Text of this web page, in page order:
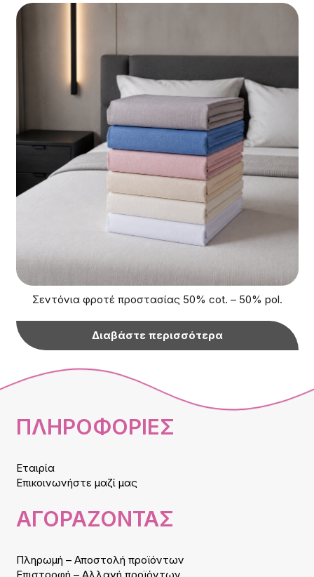
Σεντόνια φροτέ προστασίας 50% cot. – 50% pol.
Διαβάστε περισσότερα
ΠΛΗΡΟΦΟΡΙΕΣ
Εταιρία
Επικοινωνήστε μαζί μας
ΑΓΟΡΑΖΟΝΤΑΣ
Πληρωμή – Αποστολή προϊόντων